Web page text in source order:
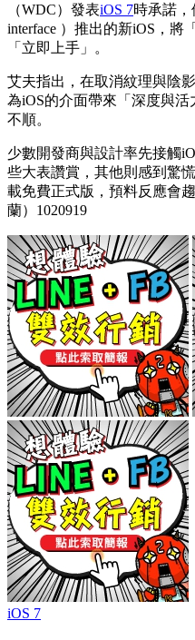
（WDC）發表iOS 7時承諾，
interface ）推出的新iOS，
「立即上手」。
艾夫指出，在取消紋理與陰
為iOS的介面帶來「深度與
不順。
少數開發商與設計率先接觸
些大表讚賞，其他則感到驚
載免費正式版，預料反應會
蘭）1020919
iOS 7